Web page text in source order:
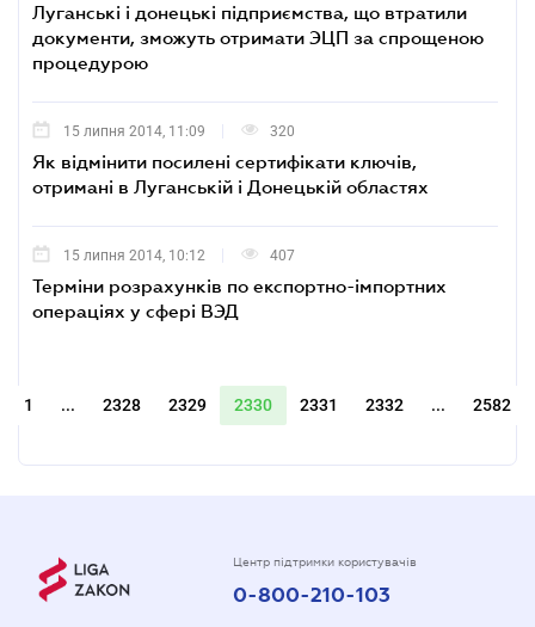
Луганські і донецькі підприємства, що втратили
документи, зможуть отримати ЭЦП за спрощеною
процедурою
15 липня 2014, 11:09 320
Як відмінити посилені сертифікати ключів,
отримані в Луганській і Донецькій областях
15 липня 2014, 10:12 407
Терміни розрахунків по експортно-імпортних
операціях у сфері ВЭД
1 ... 2328 2329 2330 2331 2332 ... 2582
Центр підтримки користувачів
0-800-210-103